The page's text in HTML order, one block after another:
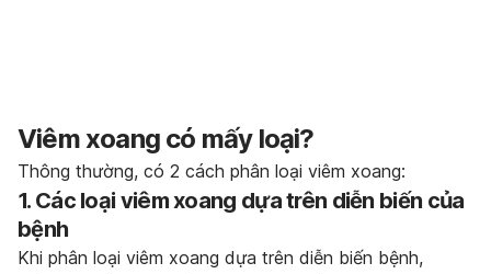
Viêm xoang có mấy loại?
Thông thường, có 2 cách phân loại viêm xoang:
1. Các loại viêm xoang dựa trên diễn biến của
bệnh
Khi phân loại viêm xoang dựa trên diễn biến bệnh,